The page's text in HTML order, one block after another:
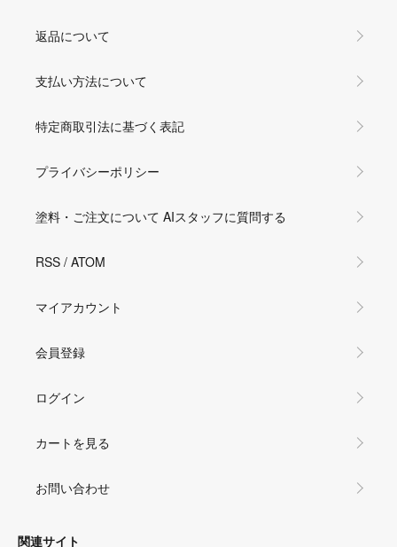
返品について
支払い方法について
特定商取引法に基づく表記
プライバシーポリシー
塗料・ご注文について AIスタッフに質問する
RSS / ATOM
マイアカウント
会員登録
ログイン
カートを見る
お問い合わせ
関連サイト